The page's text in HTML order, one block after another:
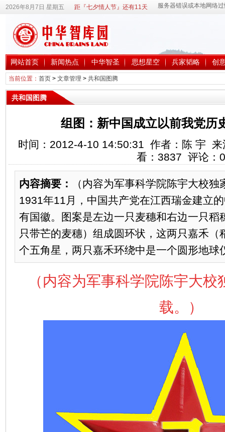
2026年8月7日 星期五 距『七夕情人节』还有11天
网站首页 新闻热点 中华智圣 思想星空 兵家韬略 创
当前位置： 首页> 文章管理 > 共和国图腾
共和国图腾
组图：新中国成立以前我党历
时间：2012-4-10 14:50:31 作者：陈 宇
看： 3837 评论： 0
内容摘要：
（内容为军事科学院陈宇大校
1931年11月，中国共产党在江西瑞金建立
有国徽。图案是左边一只麦穗和右边一只稻
只带芒的麦穗）组成圆环状，这两只嘉禾（
个五角星，两只嘉禾环绕中是一个圆形地球
（内容为军事科学院陈宇大
载。）